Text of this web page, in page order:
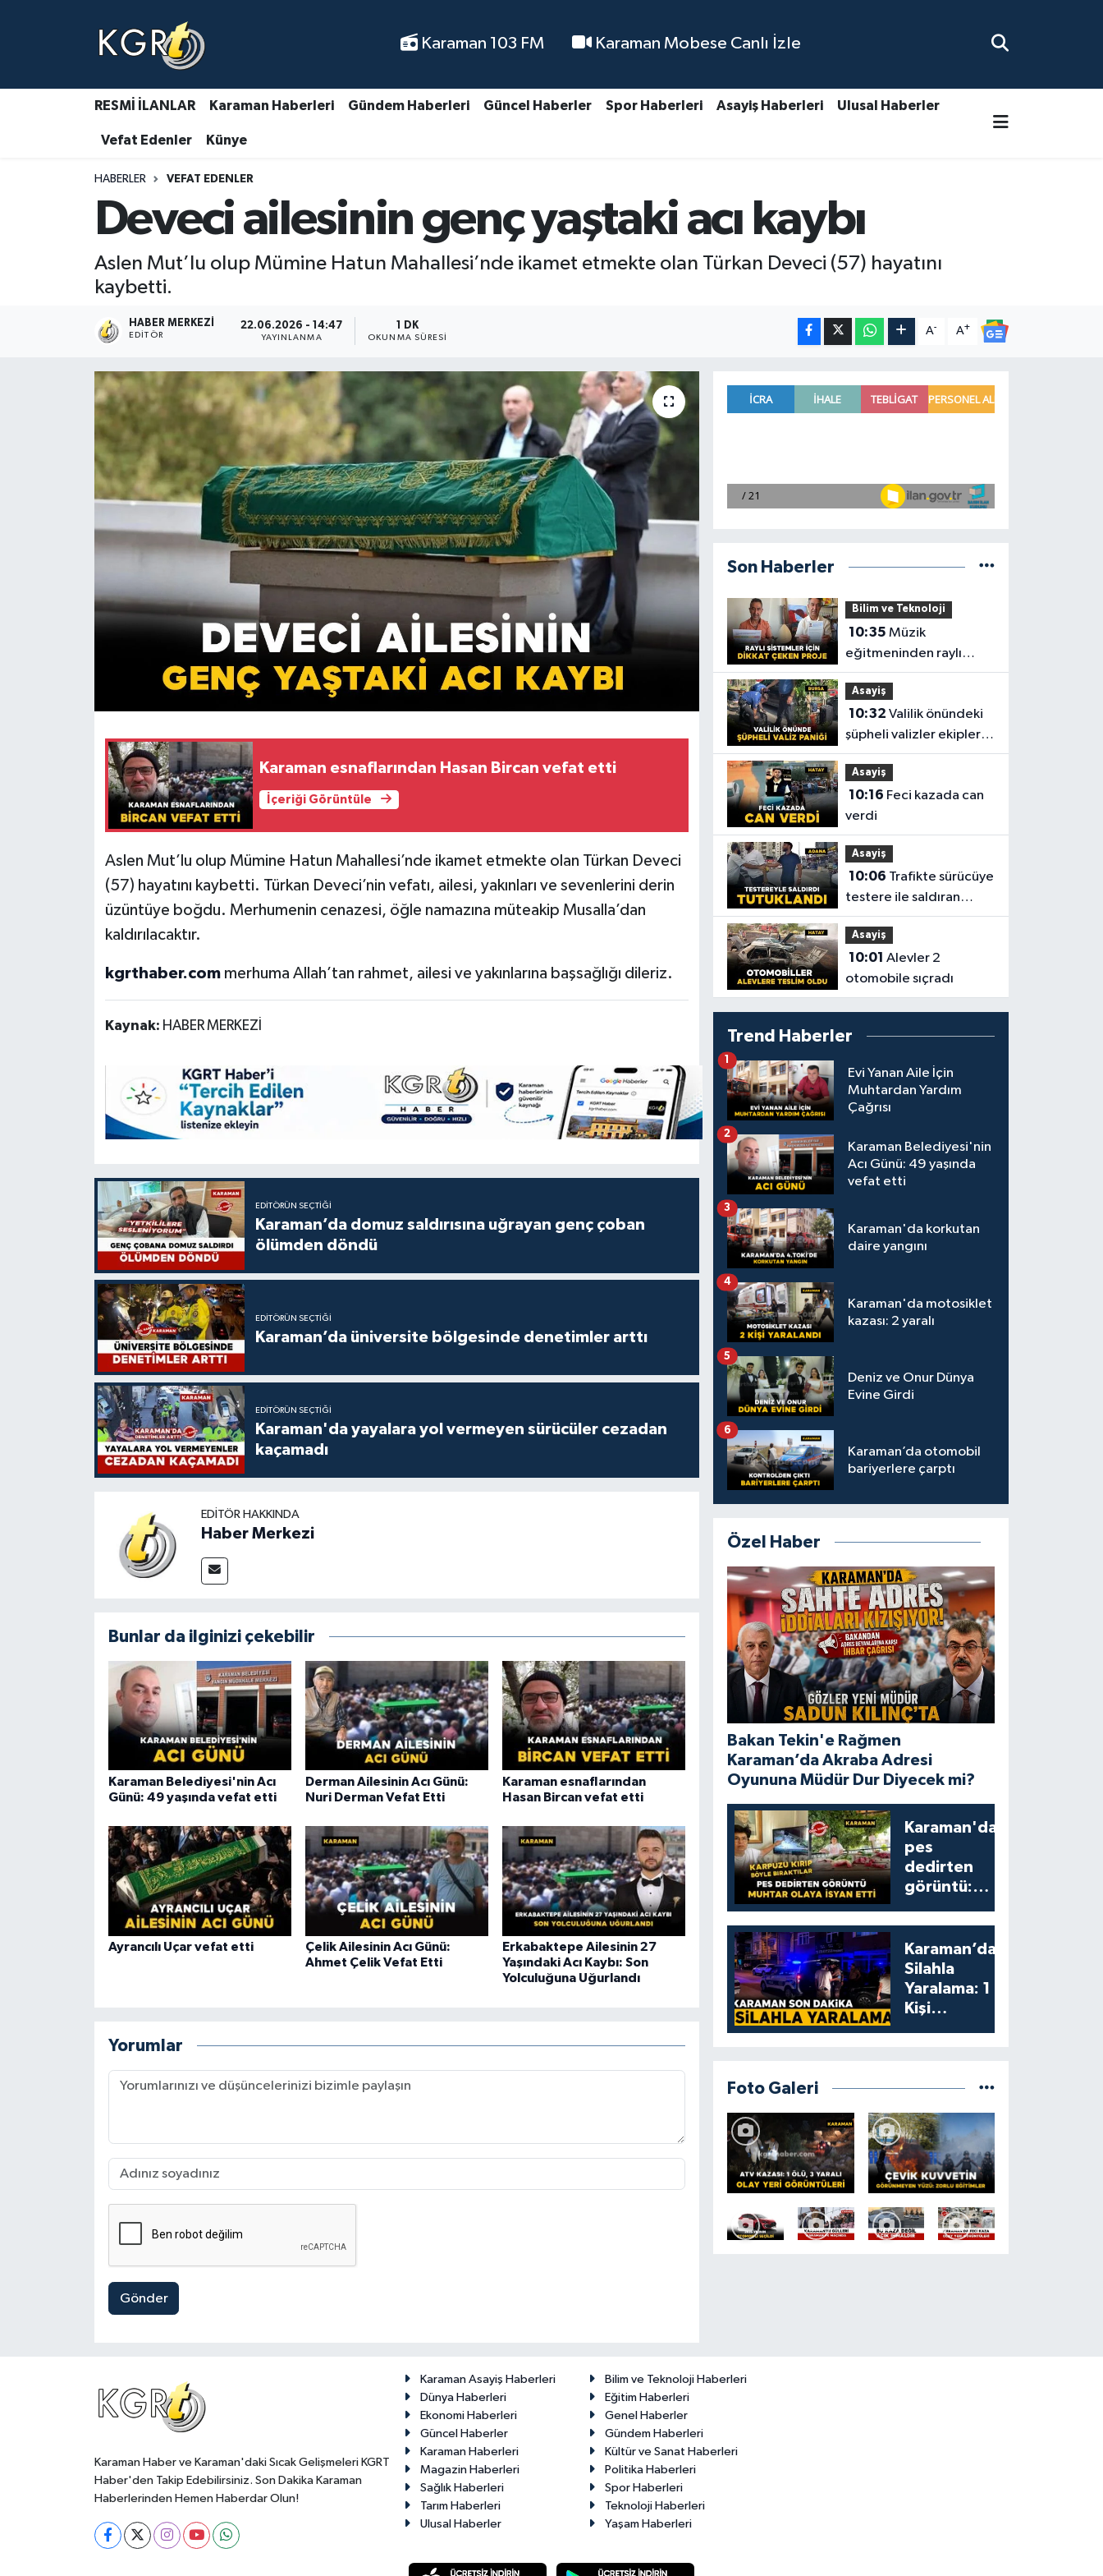
Karaman 103 FM Karaman Mobese Canlı İzle
RESMİ İLANLAR Karaman Haberleri Gündem Haberleri Güncel Haberler Spor Haberleri Asayiş Haberleri Ulusal Haberler
Vefat Edenler Künye
HABERLER VEFAT EDENLER
Deveci ailesinin genç yaştaki acı kaybı
Aslen Mut’lu olup Mümine Hatun Mahallesi’nde ikamet etmekte olan Türkan Deveci (57) hayatını
kaybetti.
HABER MERKEZI
EDITÖR
22.06.2026 - 14:47
YAYINLANMA
1 DK
OKUNMA SÜRESI
A- A+
Karaman esnaflarından Hasan Bircan vefat etti
İçeriği Görüntüle
Aslen Mut’lu olup Mümine Hatun Mahallesi’nde ikamet etmekte olan Türkan Deveci
(57) hayatını kaybetti. Türkan Deveci’nin vefatı, ailesi, yakınları ve sevenlerini derin
üzüntüye boğdu. Merhumenin cenazesi, öğle namazına müteakip Musalla’dan
kaldırılacaktır.
kgrthaber.commerhuma Allah’tan rahmet, ailesi ve yakınlarına başsağlığı dileriz.
Kaynak: HABER MERKEZİ
EDITÖRÜN SEÇTIĞI
Karaman’da domuz saldırısına uğrayan genç çoban
ölümden döndü
EDITÖRÜN SEÇTIĞI
Karaman’da üniversite bölgesinde denetimler arttı
EDITÖRÜN SEÇTIĞI
Karaman'da yayalara yol vermeyen sürücüler cezadan
kaçamadı
EDITÖR HAKKINDA
Haber Merkezi
Bunlar da ilginizi çekebilir
Karaman Belediyesi'nin Acı
Günü: 49 yaşında vefat etti
Derman Ailesinin Acı Günü:
Nuri Derman Vefat Etti
Karaman esnaflarından
Hasan Bircan vefat etti
Ayrancılı Uçar vefat etti
Çelik Ailesinin Acı Günü:
Ahmet Çelik Vefat Etti
Erkabaktepe Ailesinin 27
Yaşındaki Acı Kaybı: Son
Yolculuğuna Uğurlandı
Yorumlar
Gönder
Son Haberler
Bilim ve Teknoloji
10:35
eğitmeninden raylı
sistemler için dikkat
çeken proje
Asayiş
10:32
şüpheli valizler ekipleri
harekete geçirdi
Asayiş
10:16
verdi
Asayiş
10:06
testere ile saldıran
şüpheli tutuklandı
Asayiş
10:01
otomobile sıçradı
Trend Haberler
Evi Yanan Aile İçin
Muhtardan Yardım
Çağrısı
1
Karaman Belediyesi'nin
Acı Günü: 49 yaşında
vefat etti
2
Karaman'da korkutan
daire yangını
3
Karaman'da motosiklet
kazası: 2 yaralı
4
Deniz ve Onur Dünya
Evine Girdi
5
Karaman’da otomobil
bariyerlere çarptı
6
Özel Haber
Bakan Tekin'e Rağmen
Karaman’da Akraba Adresi
Oyununa Müdür Dur Diyecek mi?
Karaman'da
pes
dedirten
görüntü:
yumruklayıp
yediler,
artıklarını
kamelyada
bıraktılar
Karaman’da
Silahla
Yaralama: 1
Kişi
Foto Galeri
Karaman Haber ve Karaman'daki Sıcak Gelişmeleri KGRT
Haber'den Takip Edebilirsiniz. Son Dakika Karaman
Haberlerinden Hemen Haberdar Olun!
Karaman Asayiş Haberleri
Bilim ve Teknoloji Haberleri
Dünya Haberleri
Eğitim Haberleri
Ekonomi Haberleri
Genel Haberler
Güncel Haberler
Gündem Haberleri
Karaman Haberleri
Kültür ve Sanat Haberleri
Magazin Haberleri
Politika Haberleri
Sağlık Haberleri
Spor Haberleri
Tarım Haberleri
Teknoloji Haberleri
Ulusal Haberler
Yaşam Haberleri
Karaman Haberleri
Gündem Haberleri
Güncel Haberler
Asayiş Haberleri
Ulusal Haberler